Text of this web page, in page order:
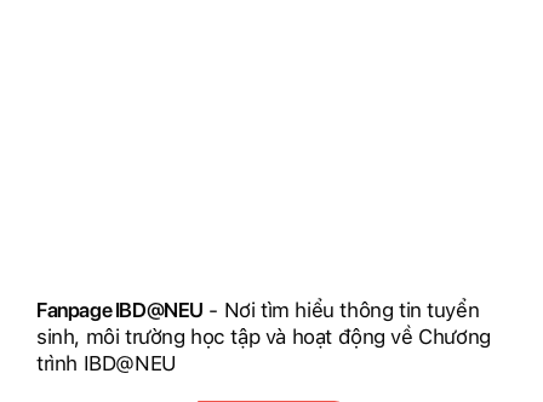
Fanpage IBD@NEU - Nơi tìm hiểu thông tin tuyển
sinh, môi trường học tập và hoạt động về Chương
trình IBD@NEU